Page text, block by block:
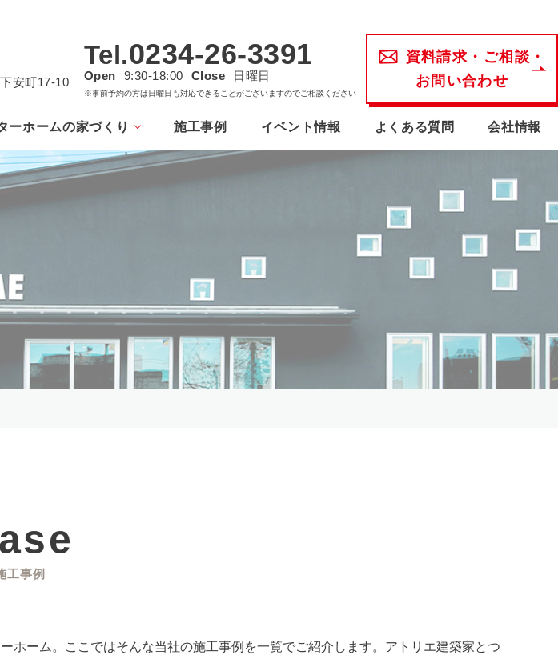
安町17-10
Tel.0234-26-3391
Open 9:30-18:00 Close 日曜日
※事前予約の方は日曜日も対応できることがございますのでご相談ください
資料請求・ご相談・
お問い合わせ
ーホームの家づくり 施工事例 イベント情報 よくある質問 会社情報
Case
工事例
ーム。ここではそんな当社の施工事例を一覧でご紹介します。アトリエ建築家とつ